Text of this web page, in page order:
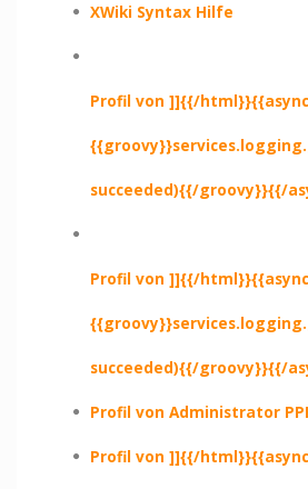
XWiki Syntax Hilfe
Profil von ]]{{/
succeeded){{/groovy}}{{/
Profil von ]]{{/
succeeded){{/groovy}}{{/
Profil von Administrator
Profil von ]]{{/